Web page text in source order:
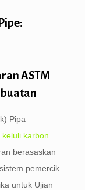
ASTM
Pipa
keluli karbon
berasaskan
pemercik
untuk Ujian